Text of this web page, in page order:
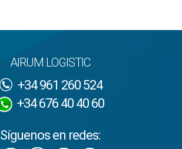
AIRUM LOGISTIC
+34 961 260 524
+34 676 40 40 60
Síguenos en redes: